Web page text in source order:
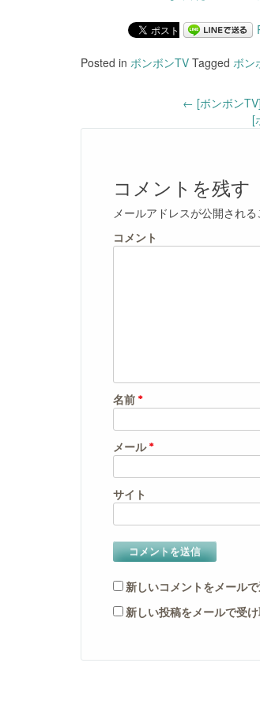
Posted in ボンボンTV Tagged ボン
navigation
← [ボンボン
[
コメントを残す
メールアドレスが公開される
コメント
名前 *
メール*
サイト
新しいコメントをメール
新しい投稿をメールで受